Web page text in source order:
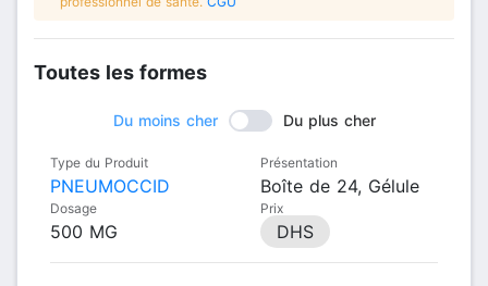
Toutes les formes
Du moins cher Du plus cher
Type du Produit
PNEUMOCCID
Présentation
Boîte de 24, Gélule
Dosage
500 MG
Prix
DHS